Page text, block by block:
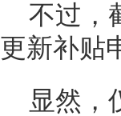
不过，
更新补贴
显然，